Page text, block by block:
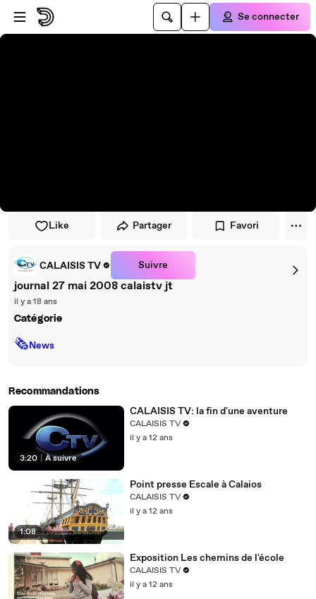
Passer au player
Passer au contenu principal
Se connecter
Like Partager Favori
CALAISIS TV Suivre
journal 27 mai 2008 calaistv jt
il y a 18 ans
Catégorie
🗞News
Recommandations
3:20 À suivre
CALAISIS TV: la fin d'une aventure
CALAISIS TV
il y a 12 ans
1:08
Point presse Escale à Calaios
CALAISIS TV
il y a 12 ans
Exposition Les chemins de l'école
CALAISIS TV
il y a 12 ans